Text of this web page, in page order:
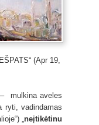
(Apr 19,
mulkina aveles
ryti, vadindamas
„neįtikėtinu